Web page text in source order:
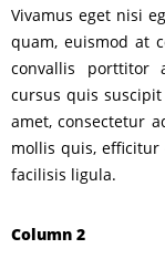
Vivamus eget nisi
quam, euismod at
convallis porttitor
cursus quis
amet, consectetur
mollis quis,
facilisis ligula.
Column 2